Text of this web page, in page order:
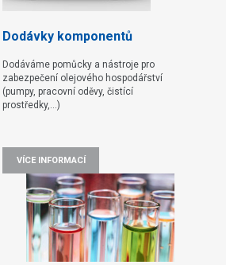
Dodávky komponentů
Dodáváme pomůcky a nástroje pro
zabezpečení olejového hospodářství
(pumpy, pracovní oděvy, čistící
prostředky,...)
VÍCE INFORMACÍ